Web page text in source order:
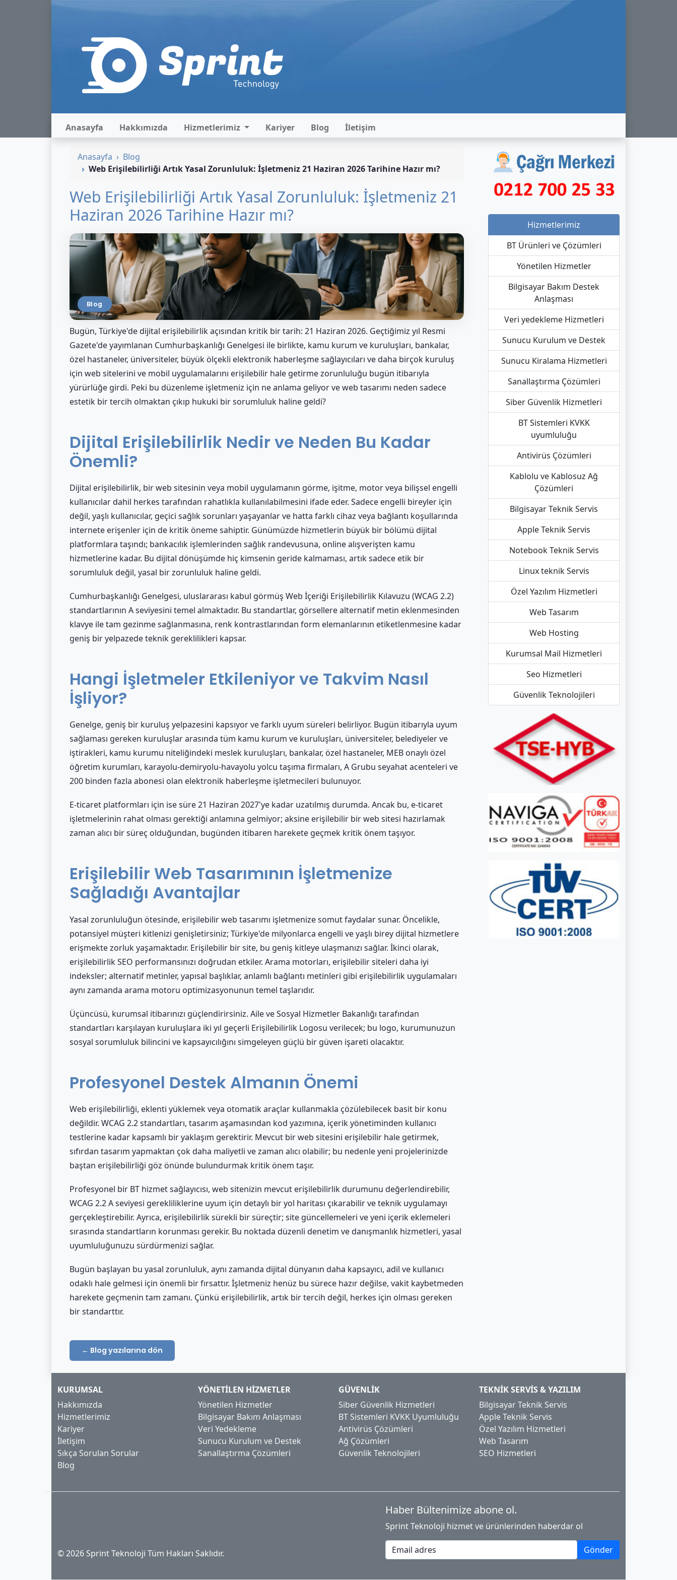
Anasayfa Hakkımızda Hizmetlerimiz Kariyer Blog İletişim
Anasayfa
Blog
Web Erişilebilirliği Artık Yasal Zorunluluk: İşletmeniz 21 Haziran 2026 Tarihine Hazır mı?
Web Erişilebilirliği Artık Yasal Zorunluluk: İşletmeniz 21
Haziran 2026 Tarihine Hazır mı?
Blog
Bugün, Türkiye'de dijital erişilebilirlik açısından kritik bir tarih: 21 Haziran 2026. Geçtiğimiz yıl Resmi
Gazete'de yayımlanan Cumhurbaşkanlığı Genelgesi ile birlikte, kamu kurum ve kuruluşları, bankalar,
özel hastaneler, üniversiteler, büyük ölçekli elektronik haberleşme sağlayıcıları ve daha birçok kuruluş
için web sitelerini ve mobil uygulamalarını erişilebilir hale getirme zorunluluğu bugün itibarıyla
yürürlüğe girdi. Peki bu düzenleme işletmeniz için ne anlama geliyor ve web tasarımı neden sadece
estetik bir tercih olmaktan çıkıp hukuki bir sorumluluk haline geldi?
Dijital Erişilebilirlik Nedir ve Neden Bu Kadar
Önemli?
Dijital erişilebilirlik, bir web sitesinin veya mobil uygulamanın görme, işitme, motor veya bilişsel engelli
kullanıcılar dahil herkes tarafından rahatlıkla kullanılabilmesini ifade eder. Sadece engelli bireyler için
değil, yaşlı kullanıcılar, geçici sağlık sorunları yaşayanlar ve hatta farklı cihaz veya bağlantı koşullarında
internete erişenler için de kritik öneme sahiptir. Günümüzde hizmetlerin büyük bir bölümü dijital
platformlara taşındı; bankacılık işlemlerinden sağlık randevusuna, online alışverişten kamu
hizmetlerine kadar. Bu dijital dönüşümde hiç kimsenin geride kalmaması, artık sadece etik bir
sorumluluk değil, yasal bir zorunluluk haline geldi.
Cumhurbaşkanlığı Genelgesi, uluslararası kabul görmüş Web İçeriği Erişilebilirlik Kılavuzu (WCAG 2.2)
standartlarının A seviyesini temel almaktadır. Bu standartlar, görsellere alternatif metin eklenmesinden
klavye ile tam gezinme sağlanmasına, renk kontrastlarından form elemanlarının etiketlenmesine kadar
geniş bir yelpazede teknik gereklilikleri kapsar.
Hangi İşletmeler Etkileniyor ve Takvim Nasıl
İşliyor?
Genelge, geniş bir kuruluş yelpazesini kapsıyor ve farklı uyum süreleri belirliyor. Bugün itibarıyla uyum
sağlaması gereken kuruluşlar arasında tüm kamu kurum ve kuruluşları, üniversiteler, belediyeler ve
iştirakleri, kamu kurumu niteliğindeki meslek kuruluşları, bankalar, özel hastaneler, MEB onaylı özel
öğretim kurumları, karayolu-demiryolu-havayolu yolcu taşıma firmaları, A Grubu seyahat acenteleri ve
200 binden fazla abonesi olan elektronik haberleşme işletmecileri bulunuyor.
E-ticaret platformları için ise süre 21 Haziran 2027'ye kadar uzatılmış durumda. Ancak bu, e-ticaret
işletmelerinin rahat olması gerektiği anlamına gelmiyor; aksine erişilebilir bir web sitesi hazırlamak
zaman alıcı bir süreç olduğundan, bugünden itibaren harekete geçmek kritik önem taşıyor.
Erişilebilir Web Tasarımının İşletmenize
Sağladığı Avantajlar
Yasal zorunluluğun ötesinde, erişilebilir web tasarımı işletmenize somut faydalar sunar. Öncelikle,
potansiyel müşteri kitlenizi genişletirsiniz; Türkiye'de milyonlarca engelli ve yaşlı birey dijital hizmetlere
erişmekte zorluk yaşamaktadır. Erişilebilir bir site, bu geniş kitleye ulaşmanızı sağlar. İkinci olarak,
erişilebilirlik SEO performansınızı doğrudan etkiler. Arama motorları, erişilebilir siteleri daha iyi
indeksler; alternatif metinler, yapısal başlıklar, anlamlı bağlantı metinleri gibi erişilebilirlik uygulamaları
aynı zamanda arama motoru optimizasyonunun temel taşlarıdır.
Üçüncüsü, kurumsal itibarınızı güçlendirirsiniz. Aile ve Sosyal Hizmetler Bakanlığı tarafından
standartları karşılayan kuruluşlara iki yıl geçerli Erişilebilirlik Logosu verilecek; bu logo, kurumunuzun
sosyal sorumluluk bilincini ve kapsayıcılığını simgeleyen güçlü bir güven işareti olacaktır.
Profesyonel Destek Almanın Önemi
Web erişilebilirliği, eklenti yüklemek veya otomatik araçlar kullanmakla çözülebilecek basit bir konu
değildir. WCAG 2.2 standartları, tasarım aşamasından kod yazımına, içerik yönetiminden kullanıcı
testlerine kadar kapsamlı bir yaklaşım gerektirir. Mevcut bir web sitesini erişilebilir hale getirmek,
sıfırdan tasarım yapmaktan çok daha maliyetli ve zaman alıcı olabilir; bu nedenle yeni projelerinizde
baştan erişilebilirliği göz önünde bulundurmak kritik önem taşır.
Profesyonel bir BT hizmet sağlayıcısı, web sitenizin mevcut erişilebilirlik durumunu değerlendirebilir,
WCAG 2.2 A seviyesi gerekliliklerine uyum için detaylı bir yol haritası çıkarabilir ve teknik uygulamayı
gerçekleştirebilir. Ayrıca, erişilebilirlik sürekli bir süreçtir; site güncellemeleri ve yeni içerik eklemeleri
sırasında standartların korunması gerekir. Bu noktada düzenli denetim ve danışmanlık hizmetleri, yasal
uyumluluğunuzu sürdürmenizi sağlar.
Bugün başlayan bu yasal zorunluluk, aynı zamanda dijital dünyanın daha kapsayıcı, adil ve kullanıcı
odaklı hale gelmesi için önemli bir fırsattır. İşletmeniz henüz bu sürece hazır değilse, vakit kaybetmeden
harekete geçmenin tam zamanı. Çünkü erişilebilirlik, artık bir tercih değil, herkes için olması gereken
bir standarttır.
← Blog yazılarına dön
Hizmetlerimiz
BT Ürünleri ve Çözümleri
Yönetilen Hizmetler
Bilgisayar Bakım Destek
Anlaşması
Veri yedekleme Hizmetleri
Sunucu Kurulum ve Destek
Sunucu Kiralama Hizmetleri
Sanallaştırma Çözümleri
Siber Güvenlik Hizmetleri
BT Sistemleri KVKK
uyumluluğu
Antivirüs Çözümleri
Kablolu ve Kablosuz Ağ
Çözümleri
Bilgisayar Teknik Servis
Apple Teknik Servis
Notebook Teknik Servis
Linux teknik Servis
Özel Yazılım Hizmetleri
Web Tasarım
Web Hosting
Kurumsal Mail Hizmetleri
Seo Hizmetleri
Güvenlik Teknolojileri
KURUMSAL
Hakkımızda
Hizmetlerimiz
Kariyer
İletişim
Sıkça Sorulan Sorular
Blog
YÖNETILEN HIZMETLER
Yönetilen Hizmetler
Bilgisayar Bakım Anlaşması
Veri Yedekleme
Sunucu Kurulum ve Destek
Sanallaştırma Çözümleri
GÜVENLIK
Siber Güvenlik Hizmetleri
BT Sistemleri KVKK Uyumluluğu
Antivirüs Çözümleri
Ağ Çözümleri
Güvenlik Teknolojileri
TEKNIK SERVIS & YAZILIM
Bilgisayar Teknik Servis
Apple Teknik Servis
Özel Yazılım Hizmetleri
Web Tasarım
SEO Hizmetleri
© 2026 Sprint Teknoloji Tüm Hakları Saklıdır.
Haber Bültenimize abone ol.
Sprint Teknoloji hizmet ve ürünlerinden haberdar ol
Email adres
Gönder